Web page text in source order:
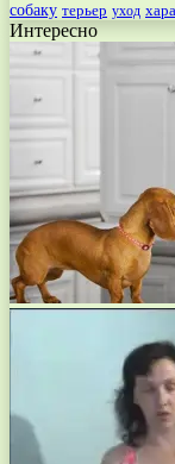
собаку терьер уход
Интересно